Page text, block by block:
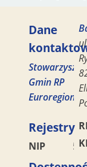
Dane
Gmin RP
Euroregion
Rejestry
NIP